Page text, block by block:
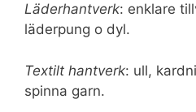
Läderhantverk: enklare
läderpung o dyl.
Textilt hantverk: ull,
spinna garn.